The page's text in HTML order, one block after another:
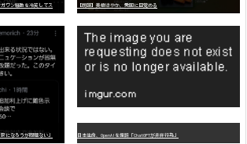
【朗報】美樹さやか、愛国に目覚める
になろうが問題ない」 日本生命、OpenAIを提訴「ChatGPTが非弁行為」